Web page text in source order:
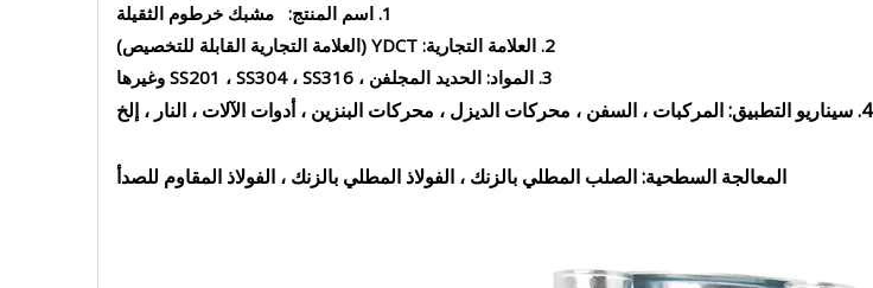
1. اسم المنتج: مشبك خرطوم الثقيلة
2. العلامة التجارية: YDCT (العلامة التجارية القابلة للتخصيص)
3. المواد: الحديد المجلفن ، SS201 ، SS304 ، SS316 وغيرها
4. سيناريو التطبيق: المركبات ، السفن ، محركات الديزل ، محركات البنزين ، أدوات الآلات ، النار ، إلخ
المعالجة السطحية: الصلب المطلي بالزنك ، الفولاذ المطلي بالزنك ، الفولاذ المقاوم للصدأ